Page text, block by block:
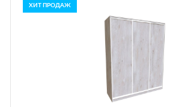
ХИТ ПРОДАЖ